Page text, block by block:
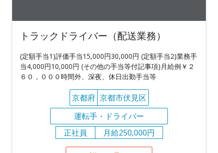
トラックドライバー（配送業務）
(定額手当1)評価手当15,000円30,000円 (定額手当2)業務手
当4,000円10,000円 (その他の手当等付記事項)月給例￥２
６０，０００時間外、深夜、休日出勤手当等
京都府 京都市伏見区
運転手・ドライバー
正社員
月給250,000円